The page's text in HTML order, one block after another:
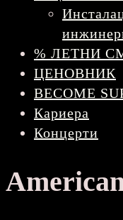
% ЛЕТНИ
ЦЕНОВНИК
BECOME
Кариера
Концерти